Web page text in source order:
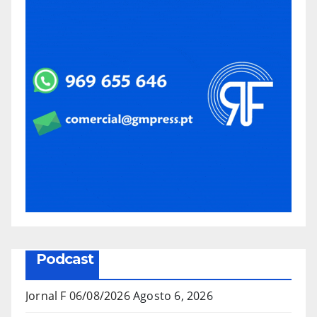
Podcast
Jornal F 06/08/2026Agosto 6, 2026